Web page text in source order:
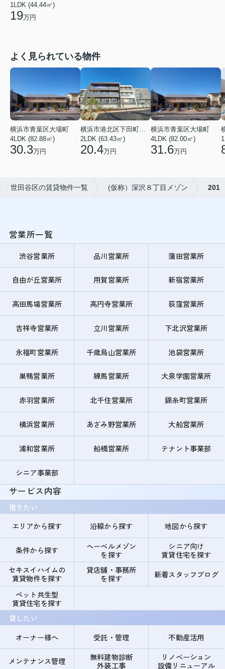
1LDK (44.44㎡)
19万円
よく見られている物件
横浜市青葉区大場町
4LDK (82.88㎡)
30.3万円
横浜市港北区下田町２丁目
2LDK (63.43㎡)
20.4万円
横浜市青葉区大場町
4LDK (82.00㎡)
31.6万円
世田谷区の賃貸物件一覧 (仮称）深沢８丁目メゾン 201
営業所一覧
渋谷営業所 品川営業所 蒲田営業所
自由が丘営業所 用賀営業所 新宿営業所
高田馬場営業所 高円寺営業所 荻窪営業所
吉祥寺営業所 立川営業所 下北沢営業所
永福町営業所 千歳烏山営業所 池袋営業所
巣鴨営業所 練馬営業所 大泉学園営業所
赤羽営業所 北千住営業所 錦糸町営業所
横浜営業所 あざみ野営業所 大船営業所
浦和営業所 船橋営業所 テナント事業部
シニア事業部
サービス内容
借りたい
エリアから探す
沿線から探す 地図から探す
条件から探す
ヘーベルメゾン
を探す
シニア向け
賃貸住宅を探す
セキスイハイムの
賃貸物件を探す
貸店舗・事務所
を探す
新着スタッフブログ
ペット共生型
賃貸住宅を探す
貸したい
オーナー様へ
受託・管理 不動産活用
メンテナンス管理
無料建物診断
外装工事
リノベーション
設備リニューアル